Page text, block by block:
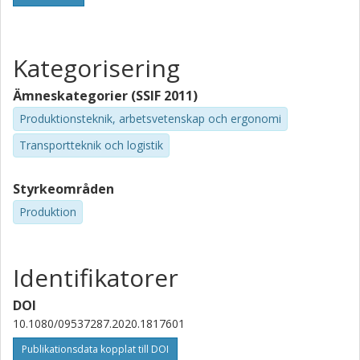
Kategorisering
Ämneskategorier (SSIF 2011)
Produktionsteknik, arbetsvetenskap och ergonomi
Transportteknik och logistik
Styrkeområden
Produktion
Identifikatorer
DOI
10.1080/09537287.2020.1817601
Publikationsdata kopplat till DOI